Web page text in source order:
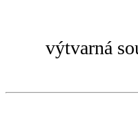
výtvarná